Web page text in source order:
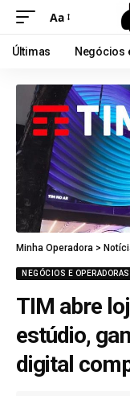
Aa
Últimas Negócios
Minha Operadora >
NEGÓCIOS E OPERADORAS
TIM abre
estúdio,
digital